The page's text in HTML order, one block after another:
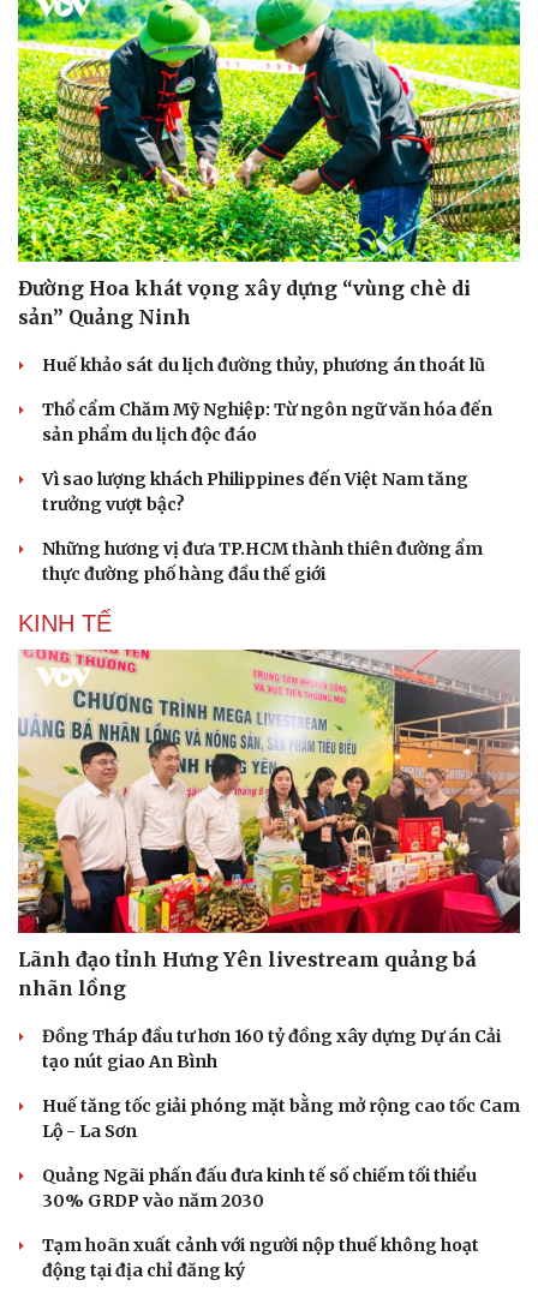
Sức khỏe
Dinh dưỡng - món ngon
Cây thuốc
Sản phụ khoa
Nhi khoa
Nam khoa
Làm đẹp - giảm cân
Phòng mạch online
Ăn sạch sống khỏe
Đời sống
Nhà đẹp
Blog
Tình yêu - Gia đình
Đường Hoa khát vọng xây dựng “vùng chè di
sản” Quảng Ninh
Huế khảo sát du lịch đường thủy, phương án thoát lũ
Thổ cẩm Chăm Mỹ Nghiệp: Từ ngôn ngữ văn hóa đến
sản phẩm du lịch độc đáo
Vì sao lượng khách Philippines đến Việt Nam tăng
trưởng vượt bậc?
Những hương vị đưa TP.HCM thành thiên đường ẩm
thực đường phố hàng đầu thế giới
KINH TẾ
Lãnh đạo tỉnh Hưng Yên livestream quảng bá
nhãn lồng
Đồng Tháp đầu tư hơn 160 tỷ đồng xây dựng Dự án Cải
tạo nút giao An Bình
Huế tăng tốc giải phóng mặt bằng mở rộng cao tốc Cam
Lộ - La Sơn
Quảng Ngãi phấn đấu đưa kinh tế số chiếm tối thiểu
30% GRDP vào năm 2030
Tạm hoãn xuất cảnh với người nộp thuế không hoạt
động tại địa chỉ đăng ký